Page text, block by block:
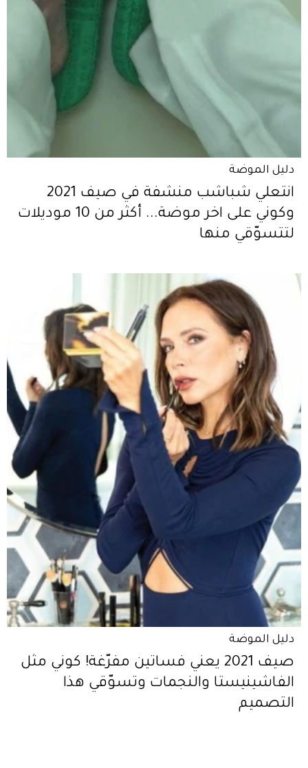
دليل الموضة
انتعلي شباشب منشفة في صيف 2021
وكوني على اخر موضة... أكثر من 10 موديلات
لتتسوّقي منها
دليل الموضة
صيف 2021 يعني فساتين مفرّغة! كوني مثل
الفاشينيستا والنجمات وتسوّقي هذا
التصميم